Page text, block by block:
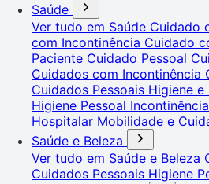
Saúde
Ver tudo em Saúde Cuidado
com Incontinência Cuidado
Paciente Cuidado Pessoal
Cuidados com Incontinência
Cuidados Pessoais Higiene e
Higiene Pessoal
Hospitalar Mobilidade e
Saúde e Beleza
Ver tudo em Saúde e Beleza
Cuidados Pessoais Higiene